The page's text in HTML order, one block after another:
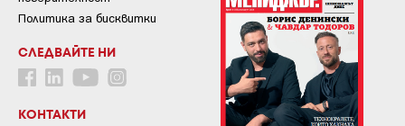
Политика за бисквитки
СЛЕДВАЙТЕ НИ
КОНТАКТИ